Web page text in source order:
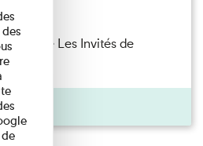
ton frère Les Invités de